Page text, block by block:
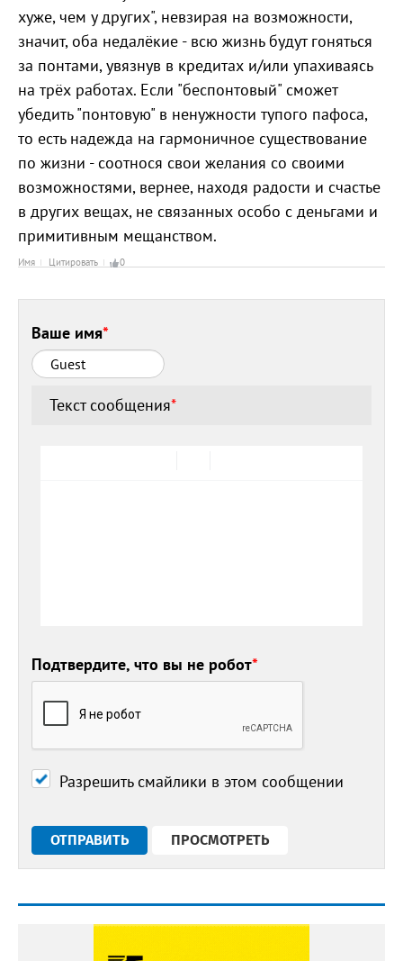
хуже, чем у других", невзирая на возможности,
значит, оба недалёкие - всю жизнь будут гоняться
за понтами, увязнув в кредитах и/или упахиваясь
на трёх работах. Если "беспонтовый" сможет
убедить "понтовую" в ненужности тупого пафоса,
то есть надежда на гармоничное существование
по жизни - соотнося свои желания со своими
возможностями, вернее, находя радости и счастье
в других вещах, не связанных особо с деньгами и
примитивным мещанством.
Имя Цитировать 0
Ваше имя*
Текст сообщения*
Подтвердите, что вы не робот*
Разрешить смайлики в этом сообщении